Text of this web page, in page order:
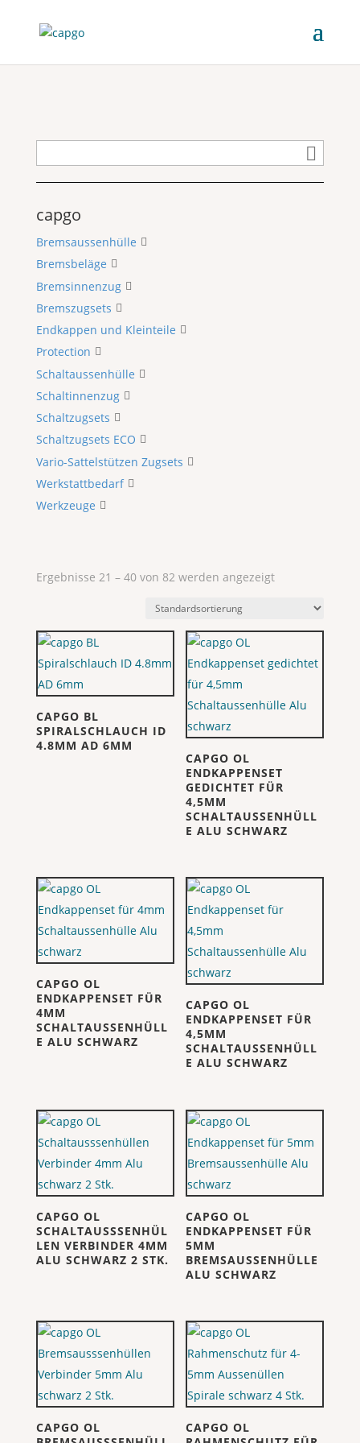
capgo
Bremsaussenhülle
Bremsbeläge
Bremsinnenzug
Bremszugsets
Endkappen und Kleinteile
Protection
Schaltaussenhülle
Schaltinnenzug
Schaltzugsets
Schaltzugsets ECO
Vario-Sattelstützen Zugsets
Werkstattbedarf
Werkzeuge
Ergebnisse 21 – 40 von 82 werden angezeigt
CAPGO BL
SPIRALSCHLAUCH ID
4.8MM AD 6MM
CAPGO OL
ENDKAPPENSET
GEDICHTET FÜR
4,5MM
SCHALTAUSSENHÜLL
E ALU SCHWARZ
CAPGO OL
ENDKAPPENSET FÜR
4MM
SCHALTAUSSENHÜLL
E ALU SCHWARZ
CAPGO OL
ENDKAPPENSET FÜR
4,5MM
SCHALTAUSSENHÜLL
E ALU SCHWARZ
CAPGO OL
SCHALTAUSSSENHÜL
LEN VERBINDER 4MM
ALU SCHWARZ 2 STK.
CAPGO OL
ENDKAPPENSET FÜR
5MM
BREMSAUSSENHÜLLE
ALU SCHWARZ
CAPGO OL
CAPGO OL